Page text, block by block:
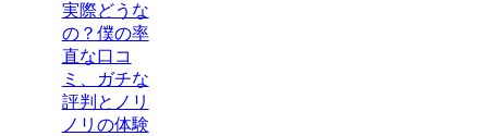
実際どうな
の？僕の率
直な口コ
ミ、ガチな
評判とノリ
ノリの体験